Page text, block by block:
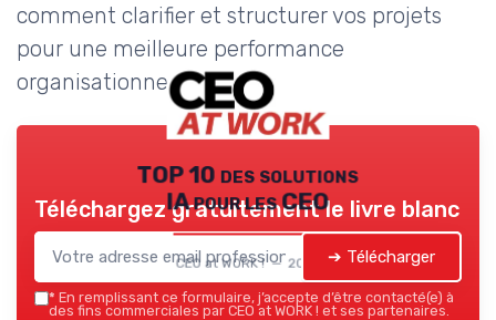
comment clarifier et structurer vos projets
pour une meilleure performance
organisationnelle.
TOP 10 des solutions
IA pour les CEO
CEO at WORK ! — 2026
Téléchargez gratuitement le livre blanc
➔ Télécharger
* En remplissant ce formulaire, j’accepte d’être contacté(e) à
des fins commerciales par CEO at WORK ! et ses partenaires.